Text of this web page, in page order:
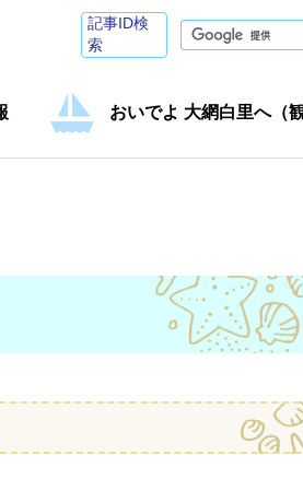
記事ID検
索
おいでよ 大網白里へ（